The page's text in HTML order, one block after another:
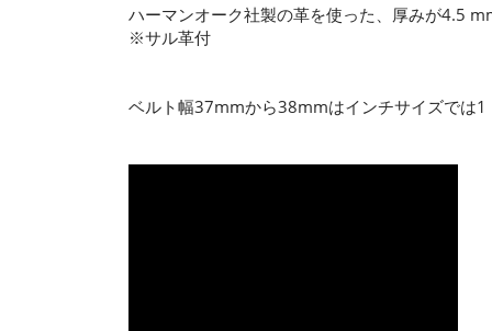
ハーマンオーク社製の革を使った、厚みが4.5
※サル革付
ベルト幅37mmから38mmはインチサイズでは